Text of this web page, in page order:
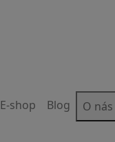
E-shop Blog
O nás